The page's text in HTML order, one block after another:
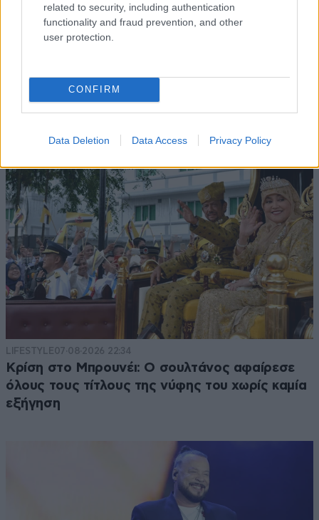
related to security, including authentication
functionality and fraud prevention, and other
user protection.
CONFIRM
Data Deletion Data Access Privacy Policy
Το φαραωνικών διαστάσεων κτίριο που χτίζει ο
Έλον Μασκ λέγεται Terafab και θα κοστίσει 16,8
δισ. δολάρια
LIFESTYLE07·08·2026 22:34
Κρίση στο Μπρουνέι: Ο σουλτάνος αφαίρεσε
όλους τους τίτλους της νύφης του χωρίς καμία
εξήγηση